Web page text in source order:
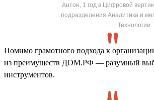
Антон, 1 год в Цифровой
подразделения Аналитика и
Технологии
Помимо грамотного подхода к
из преимуществ ДОМ.РФ — разумный
инструментов.